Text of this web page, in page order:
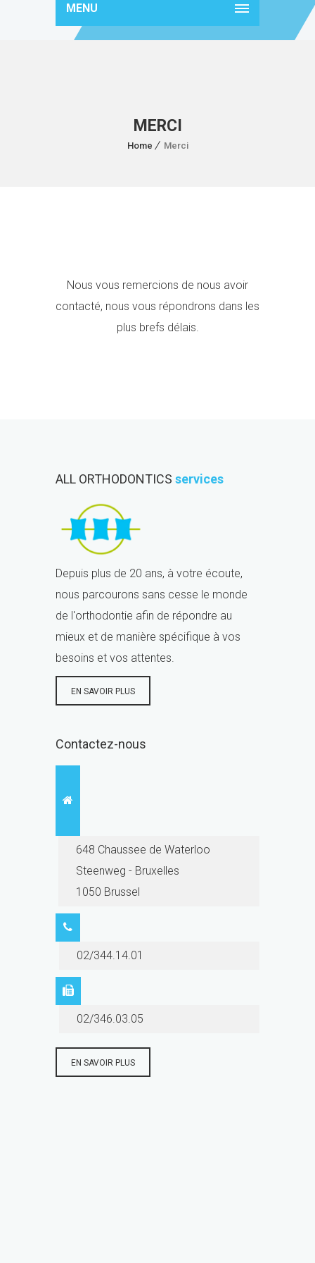
MENU
MERCI
Home Merci
Nous vous remercions de nous avoir
contacté, nous vous répondrons dans les
plus brefs délais.
ALL ORTHODONTICS services
Depuis plus de 20 ans, à votre écoute,
nous parcourons sans cesse le monde
de l'orthodontie afin de répondre au
mieux et de manière spécifique à vos
besoins et vos attentes.
EN SAVOIR PLUS
Contactez-nous
648 Chaussee de Waterloo
Steenweg - Bruxelles
1050 Brussel
02/344.14.01
02/346.03.05
EN SAVOIR PLUS